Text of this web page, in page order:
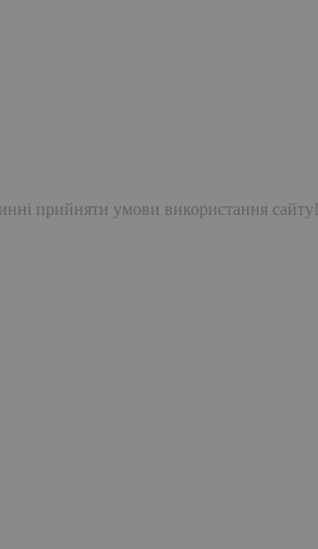
прийняти умови використання сайту!